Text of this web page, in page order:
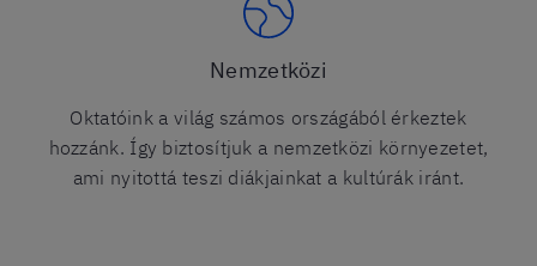
Nemzetközi
Oktatóink a világ számos országából érkeztek
hozzánk. Így biztosítjuk a nemzetközi környezetet,
ami nyitottá teszi diákjainkat a kultúrák iránt.